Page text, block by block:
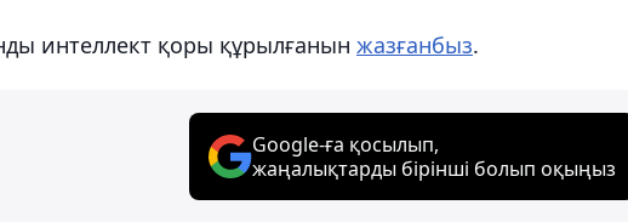
интеллект қоры құрылғанын жазғанбыз.
Google-ға қосылып,
жаңалықтарды бірінші болып оқыңыз